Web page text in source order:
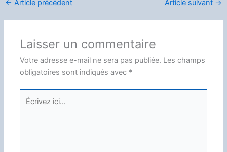
← Article précédent Article suivant →
Laisser un commentaire
Votre adresse e-mail ne sera pas publiée. Les champs
obligatoires sont indiqués avec *
Écrivez
ici…